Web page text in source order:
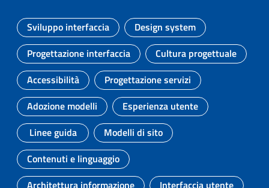
Argomento:
Sviluppo interfaccia
Argomento:
Design system
Argomento:
Progettazione interfaccia
Argomento:
Cultura progettuale
Argomento:
Accessibilità
Argomento:
Progettazione servizi
Argomento:
Adozione modelli
Argomento:
Esperienza utente
Argomento:
Linee guida
Argomento:
Modelli di sito
Argomento:
Contenuti e linguaggio